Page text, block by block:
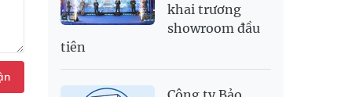
khai trương
showroom đầu
tiên